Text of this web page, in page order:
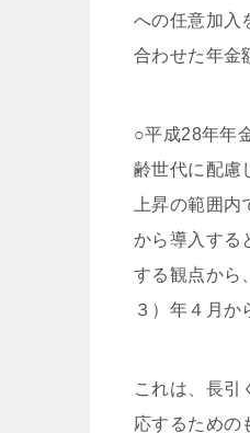
への任意加入
合わせた年金
○平成28年年
齢世代に配慮
上昇の範囲
から導入する
する観点から
３）年４月か
これは、長引
応するための